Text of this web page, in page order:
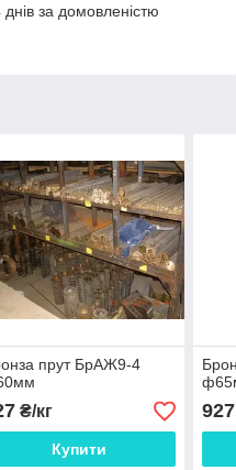
за домовленістю
прут БрАЖ9-4
₴/кг
Купити
927